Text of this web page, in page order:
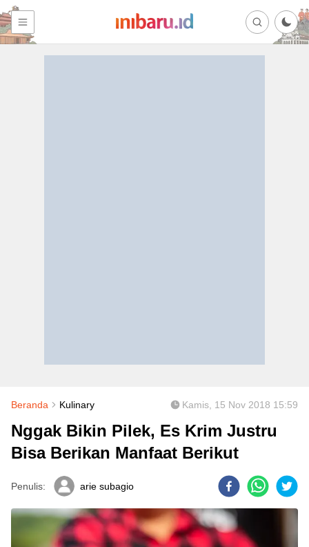
Beranda Kulinary Kamis, 15 Nov 2018 15:59
Nggak Bikin Pilek, Es Krim Justru
Bisa Berikan Manfaat Berikut
Penulis: arie subagio